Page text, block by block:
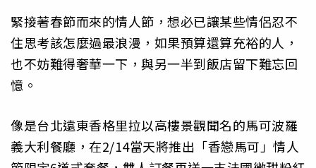
緊接著春節而來的情人節，想必已讓某些情侶忍不
住思考該怎麼過最浪漫，如果預算還算充裕的人，
也不妨難得奢華一下，與另一半到飯店留下難忘回
憶。
像是台北遠東香格里拉以高樓景觀聞名的馬可波羅
義大利餐廳，在2/14當天將推出「香戀馬可」情人